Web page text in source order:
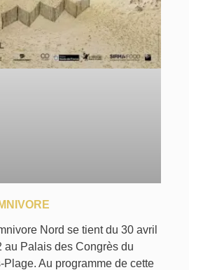
Nord se tient du 30 avril
au Palais des Congrès du
Plage. Au programme de cette